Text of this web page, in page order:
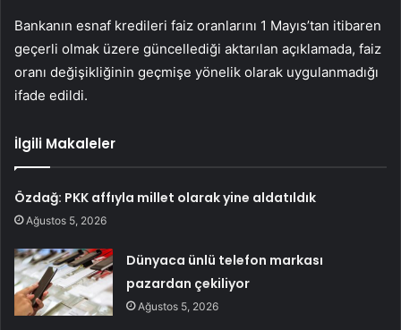
Bankanın esnaf kredileri faiz oranlarını 1 Mayıs’tan itibaren
geçerli olmak üzere güncellediği aktarılan açıklamada, faiz
oranı değişikliğinin geçmişe yönelik olarak uygulanmadığı
ifade edildi.
İlgili Makaleler
Özdağ: PKK affıyla millet olarak yine aldatıldık
Ağustos 5, 2026
Dünyaca ünlü telefon markası
pazardan çekiliyor
Ağustos 5, 2026